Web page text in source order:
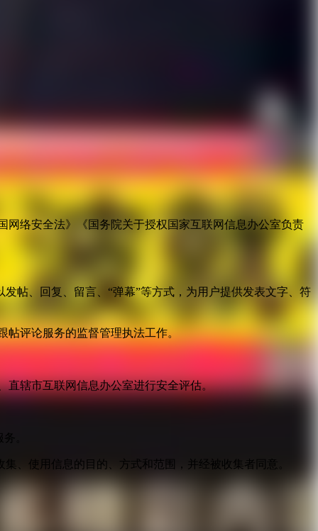
络安全法》《国务院关于授权国家互联网信息办公室负责
帖、回复、留言、“弹幕”等方式，为用户提供发表文字、符
评论服务的监督管理执法工作。
直辖市互联网信息办公室进行安全评估。
、使用信息的目的、方式和范围，并经被收集者同意。